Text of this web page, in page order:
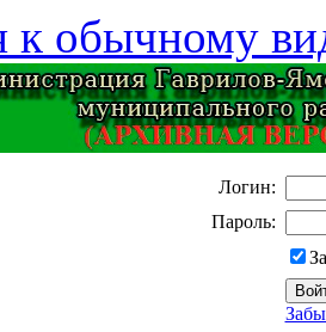
к обычному
Логин:
Пароль: